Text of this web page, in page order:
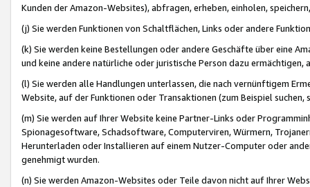
Kunden der Amazon-Websites), abfragen, erheben, einholen,
(j) Sie werden Funktionen von Schaltflächen, Links oder andere
(k) Sie werden keine Bestellungen oder andere Geschäfte über eine
und keine andere natürliche oder juristische Person dazu
(l) Sie werden alle Handlungen unterlassen, die nach vernünftigem
Website, auf der Funktionen oder Transaktionen (zum Beispiel
(m) Sie werden auf Ihrer Website keine Partner-Links oder
Spionagesoftware, Schadsoftware, Computerviren, Würmern,
Herunterladen oder Installieren auf einem Nutzer-Computer oder
genehmigt wurden.
(n) Sie werden Amazon-Websites oder Teile davon nicht auf Ihrer